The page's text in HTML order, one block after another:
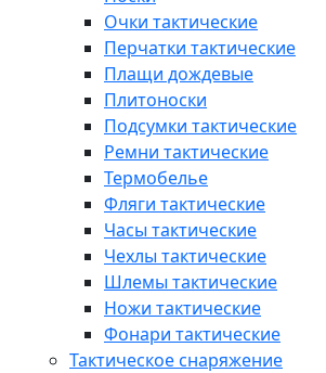
Очки тактические
Перчатки тактические
Плащи дождевые
Плитоноски
Подсумки тактические
Ремни тактические
Термобелье
Фляги тактические
Часы тактические
Чехлы тактические
Шлемы тактические
Ножи тактические
Фонари тактические
Тактическое снаряжение